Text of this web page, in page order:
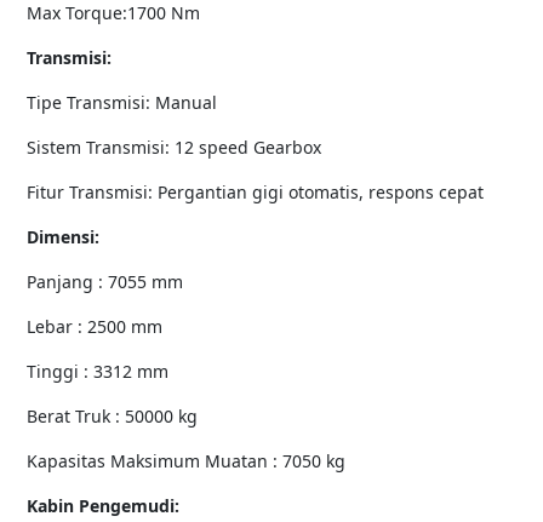
Max Torque:1700 Nm
Transmisi:
Tipe Transmisi: Manual
Sistem Transmisi: 12 speed Gearbox
Fitur Transmisi: Pergantian gigi otomatis, respons cepat
Dimensi:
Panjang : 7055 mm
Lebar : 2500 mm
Tinggi : 3312 mm
Berat Truk : 50000 kg
Kapasitas Maksimum Muatan : 7050 kg
Kabin Pengemudi: